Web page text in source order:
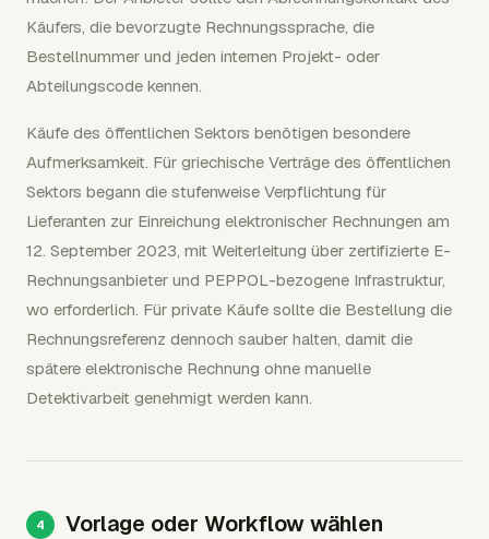
Käufers, die bevorzugte Rechnungssprache, die
Bestellnummer und jeden internen Projekt- oder
Abteilungscode kennen.
Käufe des öffentlichen Sektors benötigen besondere
Aufmerksamkeit. Für griechische Verträge des öffentlichen
Sektors begann die stufenweise Verpflichtung für
Lieferanten zur Einreichung elektronischer Rechnungen am
12. September 2023, mit Weiterleitung über zertifizierte E-
Rechnungsanbieter und PEPPOL-bezogene Infrastruktur,
wo erforderlich. Für private Käufe sollte die Bestellung die
Rechnungsreferenz dennoch sauber halten, damit die
spätere elektronische Rechnung ohne manuelle
Detektivarbeit genehmigt werden kann.
Vorlage oder Workflow wählen